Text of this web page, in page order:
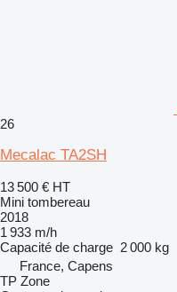
26
Mecalac TA2SH
13 500 € HT
Mini tombereau
2018
1 933 m/h
Capacité de charge 2 000 kg
France, Capens
TP Zone